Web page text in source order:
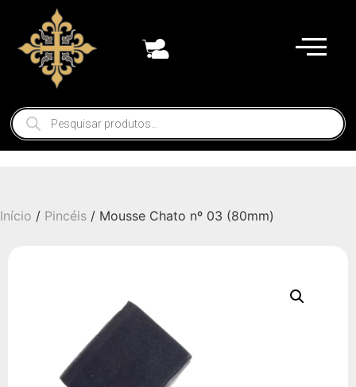
Início / Pincéis / Mousse Chato nº 03 (80mm)